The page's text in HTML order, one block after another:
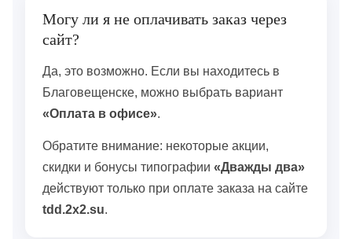
Могу ли я не оплачивать заказ через
сайт?
Да, это возможно. Если вы находитесь в
Благовещенске, можно выбрать вариант
«Оплата в офисе».
Обратите внимание: некоторые акции,
скидки и бонусы типографии «Дважды два»
действуют только при оплате заказа на сайте
tdd.2x2.su.